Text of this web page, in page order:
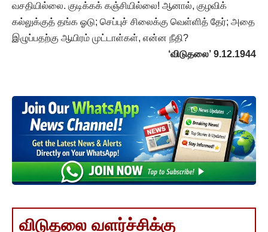
வசதியில்லை. குடிக்கக் கஞ்சியில்லை! ஆனால், குழவிக்
கல்லுக்குத் தங்க ஓடு; செப்புச் சிலைக்கு வெள்ளித் தேர்; அதை
இழுப்பதற்கு ஆயிரம் முட்டாள்கள், என்ன நீதி?
‘விடுதலை’ 9.12.1944
விடுதலை வளர்ச்சிக்கு